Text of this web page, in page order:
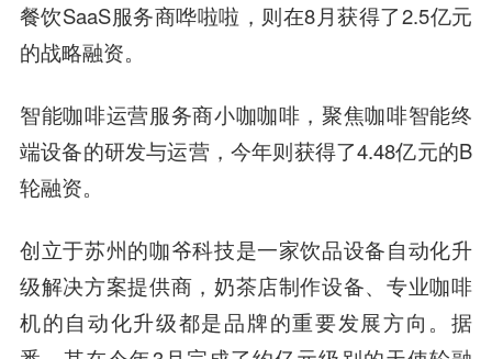
餐饮SaaS服务商哗啦啦，则在8月获得了2.5亿元
的战略融资。
智能咖啡运营服务商小咖咖啡，聚焦咖啡智能终
端设备的研发与运营，今年则获得了4.48亿元的B
轮融资。
创立于苏州的咖爷科技是一家饮品设备自动化升
级解决方案提供商，奶茶店制作设备、专业咖啡
机的自动化升级都是品牌的重要发展方向。据